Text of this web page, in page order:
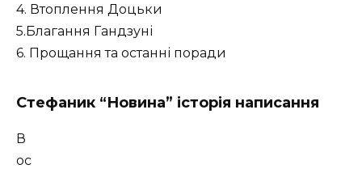
4. Втоплення Доцьки
5.Благання Гандзуні
6. Прощання та останні поради
Стефаник “Новина” історія написання
В
ос